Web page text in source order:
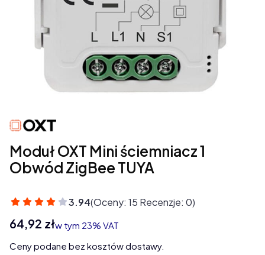
Moduł OXT Mini ściemniacz 1
Obwód ZigBee TUYA
3.94(Oceny: 15 Recenzje: 0)
Cena
64,92 złw tym 23% VAT
w tym 23% VAT
Ceny podane bez kosztów dostawy.